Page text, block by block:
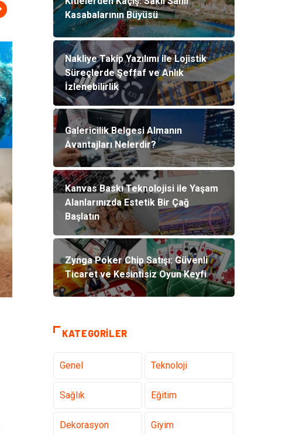
Kasabalarının Büyüsü
Nakliye Takip Yazılımı ile Lojistik
Süreçlerde Şeffaf ve Anlık
İzlenebilirlik
Galericilik Belgesi Almanın
Avantajları Nelerdir?
Kanvas Baskı Teknolojisi ile Yaşam
Alanlarınızda Estetik Bir Çağ
Başlatın
Zynga Poker Chip Satışı: Güvenli
Ticaret ve Kesintisiz Oyun Keyfi
KATEGORILER
Genel Teknoloji
Sağlık Eğitim
Dekorasyon Giyim